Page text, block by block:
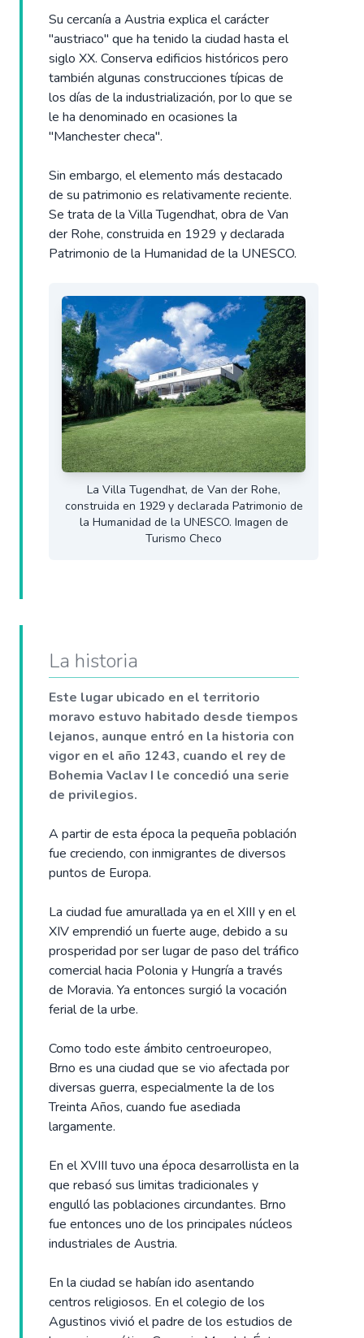
Su cercanía a Austria explica el carácter
"austriaco" que ha tenido la ciudad hasta el
siglo XX. Conserva edificios históricos pero
también algunas construcciones típicas de
los días de la industrialización, por lo que se
le ha denominado en ocasiones la
"Manchester checa".
Sin embargo, el elemento más destacado
de su patrimonio es relativamente reciente.
Se trata de la Villa Tugendhat, obra de Van
der Rohe, construida en 1929 y declarada
Patrimonio de la Humanidad de la UNESCO.
La Villa Tugendhat, de Van der Rohe,
construida en 1929 y declarada Patrimonio de
la Humanidad de la UNESCO. Imagen de
Turismo Checo
La historia
Este lugar ubicado en el territorio
moravo estuvo habitado desde tiempos
lejanos, aunque entró en la historia con
vigor en el año 1243, cuando el rey de
Bohemia Vaclav I le concedió una serie
de privilegios.
A partir de esta época la pequeña población
fue creciendo, con inmigrantes de diversos
puntos de Europa.
La ciudad fue amurallada ya en el XIII y en el
XIV emprendió un fuerte auge, debido a su
prosperidad por ser lugar de paso del tráfico
comercial hacia Polonia y Hungría a través
de Moravia. Ya entonces surgió la vocación
ferial de la urbe.
Como todo este ámbito centroeuropeo,
Brno es una ciudad que se vio afectada por
diversas guerra, especialmente la de los
Treinta Años, cuando fue asediada
largamente.
En el XVIII tuvo una época desarrollista en la
que rebasó sus limitas tradicionales y
engulló las poblaciones circundantes. Brno
fue entonces uno de los principales núcleos
industriales de Austria.
En la ciudad se habían ido asentando
centros religiosos. En el colegio de los
Agustinos vivió el padre de los estudios de